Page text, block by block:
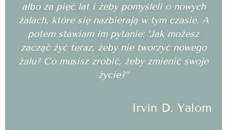
albo za pięć lat i żeby pomyśleli o nowych
żalach, które się nazbierają w tym czasie. A
potem stawiam im pytanie: ‘Jak możesz
zacząć żyć teraz, żeby nie tworzyć nowego
żalu? Co musisz zrobić, żeby zmienić swoje
życie?”
Irvin D. Yalom